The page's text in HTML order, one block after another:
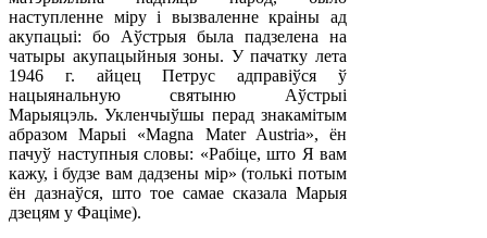
наступленне міру і вызваленне краіны ад
акупацыі: бо Аўстрыя была падзелена на
чатыры акупацыйныя зоны. У пачатку лета
1946 г. айцец Петрус адправіўся ў
нацыянальную святыню Аўстрыі
Марыяцэль. Укленчыўшы перад знакамітым
абразом Марыі «Magna Mater Austria», ён
пачуў наступныя словы: «Рабіце, што Я вам
кажу, і будзе вам дадзены мір» (толькі потым
ён дазнаўся, што тое самае сказала Марыя
дзецям у Фаціме).